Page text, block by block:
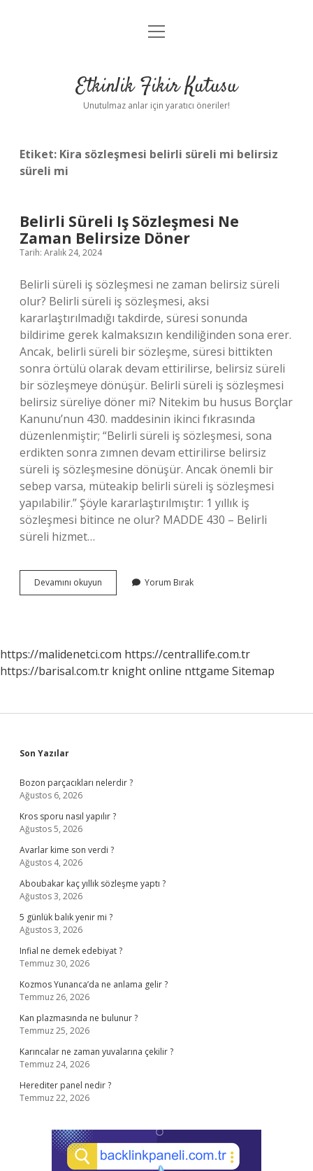
Anasayfa
Yasal Uyarı
menüyü
Etkinlik Fikir Kutusu
Unutulmaz anlar için yaratıcı öneriler!
Etiket: Kira sözleşmesi belirli süreli mi belirsiz
süreli mi
Belirli Süreli Iş Sözleşmesi Ne
Zaman Belirsize Döner
Tarih: Aralık 24, 2024
Belirli süreli iş sözleşmesi ne zaman belirsiz süreli
olur? Belirli süreli iş sözleşmesi, aksi
kararlaştırılmadığı takdirde, süresi sonunda
bildirime gerek kalmaksızın kendiliğinden sona erer.
Ancak, belirli süreli bir sözleşme, süresi bittikten
sonra örtülü olarak devam ettirilirse, belirsiz süreli
bir sözleşmeye dönüşür. Belirli süreli iş sözleşmesi
belirsiz süreliye döner mi? Nitekim bu husus Borçlar
Kanunu’nun 430. maddesinin ikinci fıkrasında
düzenlenmiştir; “Belirli süreli iş sözleşmesi, sona
erdikten sonra zımnen devam ettirilirse belirsiz
süreli iş sözleşmesine dönüşür. Ancak önemli bir
sebep varsa, müteakip belirli süreli iş sözleşmesi
yapılabilir.” Şöyle kararlaştırılmıştır: 1 yıllık iş
sözleşmesi bitince ne olur? MADDE 430 – Belirli
süreli hizmet…
Devamını okuyun
Süreli
Belirsize
Döner
Yorum Bırak
https://malidenetci.com https://centrallife.com.tr
https://barisal.com.tr knight online nttgame Sitemap
Sidebar
Son Yazılar
Bozon parçacıkları nelerdir ?
Ağustos 6, 2026
Kros sporu nasıl yapılır ?
Ağustos 5, 2026
Avarlar kime son verdi ?
Ağustos 4, 2026
Aboubakar kaç yıllık sözleşme yaptı ?
Ağustos 3, 2026
5 günlük balık yenir mi ?
Ağustos 3, 2026
Infial ne demek edebiyat ?
Temmuz 30, 2026
Kozmos Yunanca’da ne anlama gelir ?
Temmuz 26, 2026
Kan plazmasında ne bulunur ?
Temmuz 25, 2026
Karıncalar ne zaman yuvalarına çekilir ?
Temmuz 24, 2026
Herediter panel nedir ?
Temmuz 22, 2026